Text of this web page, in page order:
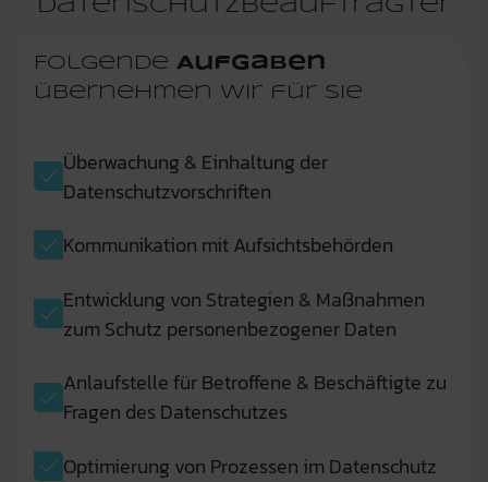
Datenschutzbeauftragter
FolgendeAufgaben
übernehmen wir für Sie
Überwachung & Einhaltung der
Datenschutzvorschriften
Kommunikation mit Aufsichtsbehörden
Entwicklung von Strategien & Maßnahmen
zum Schutz personenbezogener Daten
Anlaufstelle für Betroffene & Beschäftigte zu
Fragen des Datenschutzes
Optimierung von Prozessen im Datenschutz